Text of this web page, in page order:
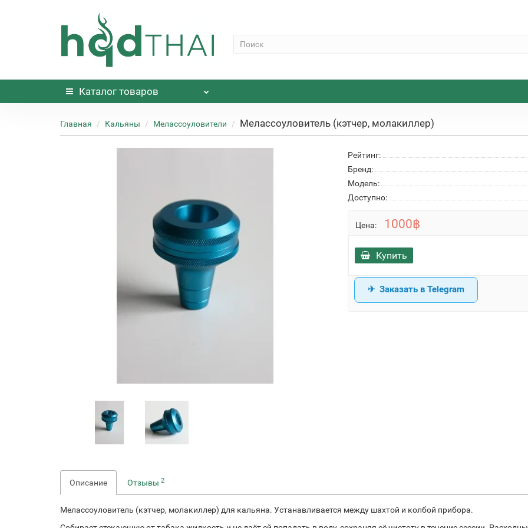
Каталог товаров
Главная Кальяны Мелассоуловители Мелассоуловитель (кэтчер, молакиллер)
Рейтинг:
Бренд:
Модель:
Доступно:
Цена: 1000฿
Купить
Заказать в Telegram
Описание Отзывы 2
Мелассоуловитель (кэтчер, молакиллер) для кальяна. Устанавливается между шахтой и колбой прибора.